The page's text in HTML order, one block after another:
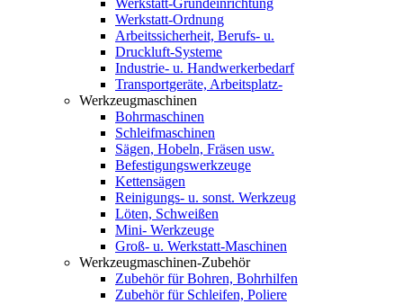
Werkstatt-Grundeinrichtung
Werkstatt-Ordnung
Arbeitssicherheit, Berufs- u.
Druckluft-Systeme
Industrie- u. Handwerkerbedarf
Transportgeräte, Arbeitsplatz-
Werkzeugmaschinen
Bohrmaschinen
Schleifmaschinen
Sägen, Hobeln, Fräsen usw.
Befestigungswerkzeuge
Kettensägen
Reinigungs- u. sonst. Werkzeug
Löten, Schweißen
Mini- Werkzeuge
Groß- u. Werkstatt-Maschinen
Werkzeugmaschinen-Zubehör
Zubehör für Bohren, Bohrhilfen
Zubehör für Schleifen, Poliere